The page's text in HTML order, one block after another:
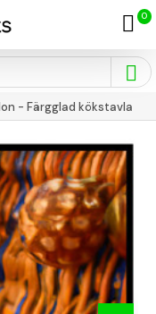
0
- Färgglad kökstavla